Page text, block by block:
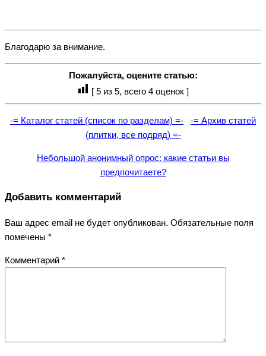
Благодарю за внимание.
Пожалуйста, оцените статью:
[ 5 из 5, всего 4 оценок ]
-= Каталог статей (список по разделам) =-
-= Архив статей
(плитки, все подряд) =-
Небольшой анонимный опрос: какие статьи вы
предпочитаете?
Добавить комментарий
Ваш адрес email не будет опубликован. Обязательные поля
помечены *
Комментарий *